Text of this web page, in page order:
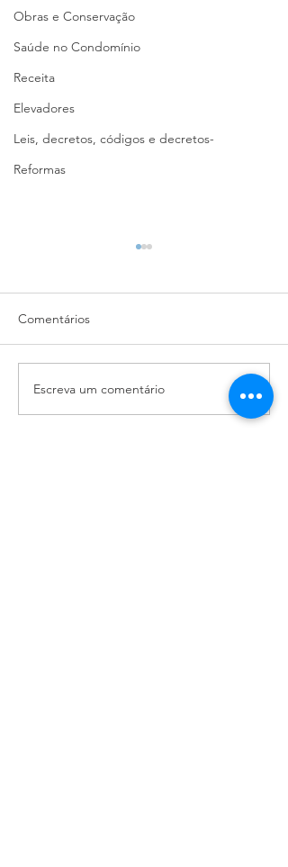
Obras e Conservação
Saúde no Condomínio
Receita
Elevadores
Leis, decretos, códigos e decretos-
Reformas
Regras sobre uso de
bandeiras de partidos
Comentários
Escreva um comentário